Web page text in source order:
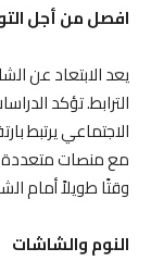
افصل من أجل
يعد الابتعاد عن
الترابط. تؤكد
الاجتماعي يرتبط
مع منصات متعددة.
وقتًا طويلاً أمام
النوم والشاشات